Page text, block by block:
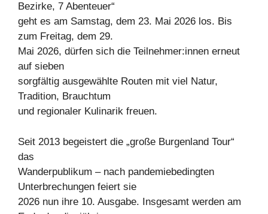
Bezirke, 7 Abenteuer“
geht es am Samstag, dem 23. Mai 2026 los. Bis
zum Freitag, dem 29.
Mai 2026, dürfen sich die Teilnehmer:innen erneut
auf sieben
sorgfältig ausgewählte Routen mit viel Natur,
Tradition, Brauchtum
und regionaler Kulinarik freuen.
Seit 2013 begeistert die „große Burgenland Tour“
das
Wanderpublikum – nach pandemiebedingten
Unterbrechungen feiert sie
2026 nun ihre 10. Ausgabe. Insgesamt werden am